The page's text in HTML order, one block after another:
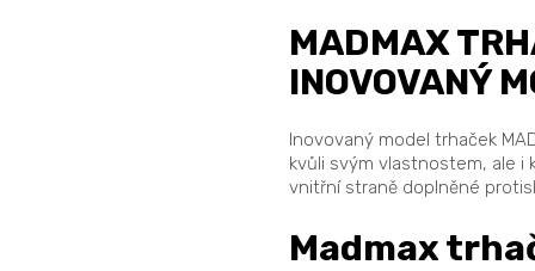
MADMAX
INOVOVANÝ
Inovovaný model trhaček
kvůli svým vlastnostem, ale i
vnitřní straně doplněné
Madmax